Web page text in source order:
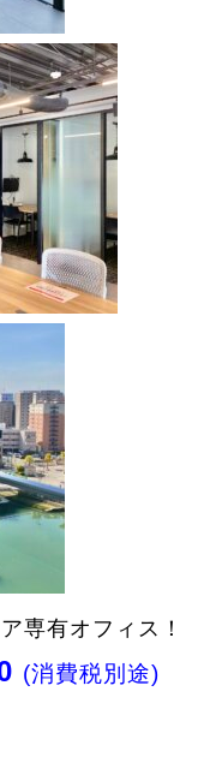
専有オフィス！
(消費税別途)